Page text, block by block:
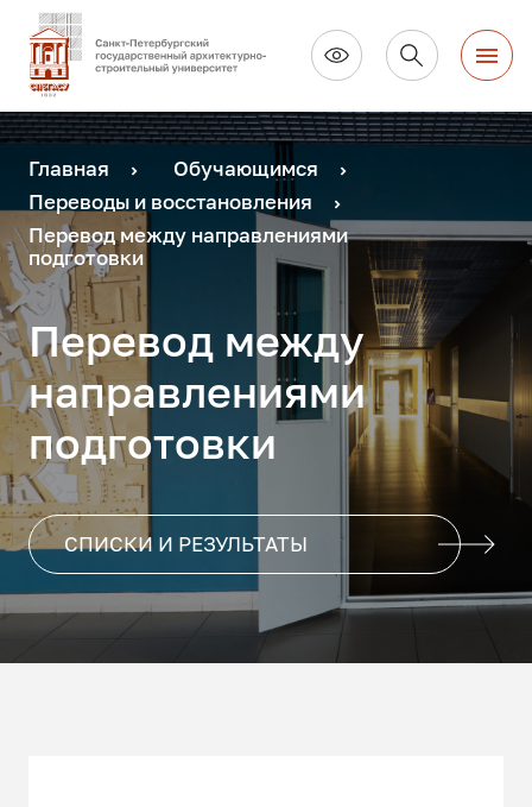
Главная
Обучающимся
Переводы и восстановления
Перевод между направлениями
подготовки
Перевод между
направлениями
подготовки
СПИСКИ И РЕЗУЛЬТАТЫ